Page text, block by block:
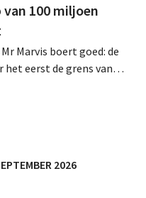
100 miljoen
Marvis boert goed: de
het eerst de grens van
2026